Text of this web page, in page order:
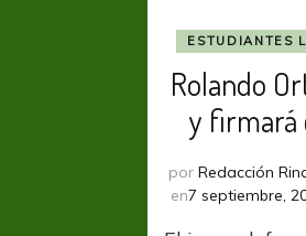
ESTUDIANTES
Rolando
y firmará
porRedacción
en7 septiembre,